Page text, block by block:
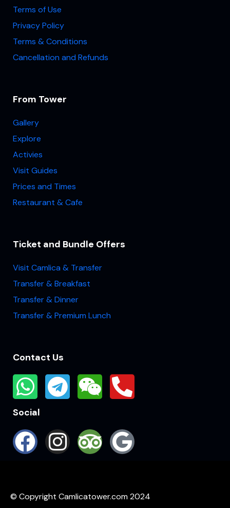
Terms of Use
Privacy Policy
Terms & Conditions
Cancellation and Refunds
From Tower
Gallery
Explore
Activies
Visit Guides
Prices and Times
Restaurant & Cafe
Ticket and Bundle Offers
Visit Camlica & Transfer
Transfer & Breakfast
Transfer & Dinner
Transfer & Premium Lunch
Contact Us
Social
© Copyright Camlicatower.com 2024